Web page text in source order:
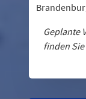
Geplante
finden